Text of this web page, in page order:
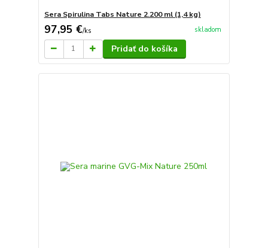
Sera Spirulina Tabs Nature 2.200 ml (1,4 kg)
97,95 €/ks skladom
Pridať do košíka